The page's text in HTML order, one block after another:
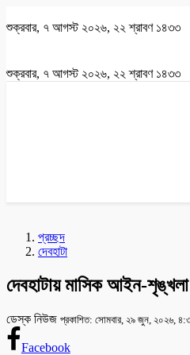
শুক্রবার, ৭ আগস্ট ২০২৬, ২২ শ্রাবণ ১৪৩৩
শুক্রবার, ৭ আগস্ট ২০২৬, ২২ শ্রাবণ ১৪৩৩
প্রচ্ছদ
দেবহাটা
দেবহাটায় মাসিক আইন-
ডেস্ক নিউজ প্রকাশিত: সোমবার, ২৯ জুন, ২০২৬,
Facebook